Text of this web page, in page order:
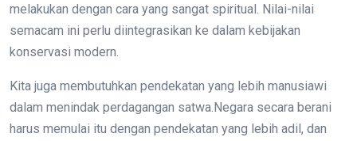
melakukan dengan cara yang sangat spiritual. Nilai-nilai
semacam ini perlu diintegrasikan ke dalam kebijakan
konservasi modern.
Kita juga membutuhkan pendekatan yang lebih manusiawi
dalam menindak perdagangan satwa.Negara secara berani
harus memulai itu dengan pendekatan yang lebih adil, dan